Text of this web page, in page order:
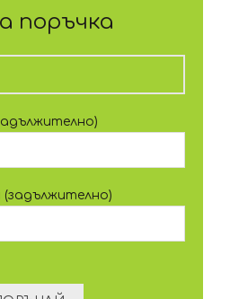
поръчка
(задължително)